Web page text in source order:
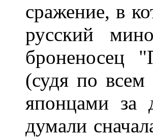
сражение, в
русский
броненосец
(судя по
японцами за
думали